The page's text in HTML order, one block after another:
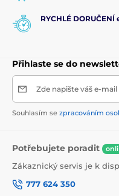
RYCHLÉ
Přihlaste se do
Zde napište váš e-mail
Souhlasím se zpracováním
Potřebujete poradit
Zákaznický servis je k
777 624 350